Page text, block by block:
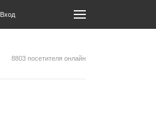
Вход
8803 посетителя онлайн